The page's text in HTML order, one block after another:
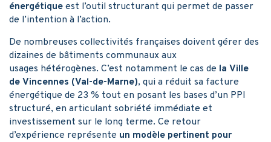
énergétique est l’outil structurant qui permet de passer
de l’intention à l’action.
De nombreuses collectivités françaises doivent gérer des
dizaines de bâtiments communaux aux
usages hétérogènes. C’est notamment le cas de la Ville
de Vincennes (Val-de-Marne), qui a réduit sa facture
énergétique de 23 % tout en posant les bases d’un PPI
structuré, en articulant sobriété immédiate et
investissement sur le long terme. Ce retour
d’expérience représente un modèle pertinent pour